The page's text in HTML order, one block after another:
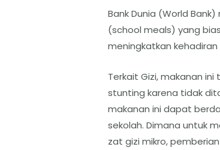
Bank Dunia (World
(school meals) yang
meningkatkan
Terkait Gizi, makanan
stunting karena tidak
makanan ini dapat
sekolah. Dimana untuk
zat gizi mikro,